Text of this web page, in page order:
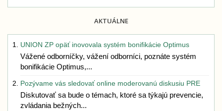
AKTUÁLNE
UNION ZP opäť inovovala systém bonifikácie Optimus
Vážené odborníčky, vážení odborníci, poznáte systém
bonifikácie Optimus,...
Pozývame vás sledovať online moderovanú diskusiu PRE
Diskutovať sa bude o témach, ktoré sa týkajú prevencie,
zvládania bežných...